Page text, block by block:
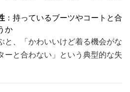
：持っているブーツやコートと合
か
と、「かわいいけど着る機会がな
ーと合わない」という典型的な失